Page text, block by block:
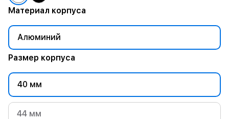
Материал корпуса
Алюминий
Размер корпуса
40 мм
44 мм